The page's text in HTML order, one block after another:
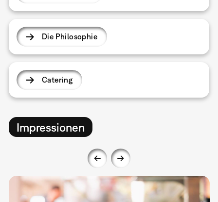
Die Philosophie
Catering
Impressionen